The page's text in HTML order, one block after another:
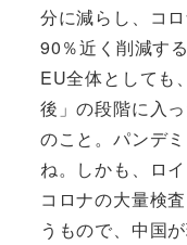
分に減らし、コ
90％近く削減す
EU全体としても
後」の段階に入
のこと。パンデ
ね。しかも、ロ
コロナの大量検
うもので、中国